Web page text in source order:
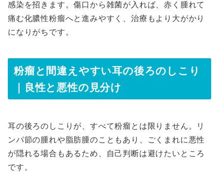
感染を招きます。傷口から雑菌が入れば、赤く腫れて
痛む化膿性粉瘤へと進みやすく、治療もより大がかり
になりがちです。
粉瘤と間違えやすい耳の後ろのしこり
｜良性と悪性の見分け
耳の後ろのしこりが、すべて粉瘤とは限りません。リ
ンパ節の腫れや脂肪腫のこともあり、ごくまれに悪性
が隠れる場合もあるため、自己判断は避けたいところ
です。